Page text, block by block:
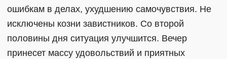
ошибкам в делах, ухудшению самочувствия. Не
исключены козни завистников. Со второй
половины дня ситуация улучшится. Вечер
принесет массу удовольствий и приятных